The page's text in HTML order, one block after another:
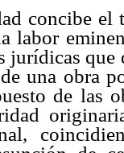
concibe el
labor
jurídicas que
una obra
de las